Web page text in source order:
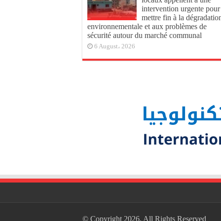
intervention urgente pour
mettre fin à la
environnementale et aux problèmes de
sécurité autour du marché communal
6 August، 2026
© Copyright 2026, All Rights Reserved